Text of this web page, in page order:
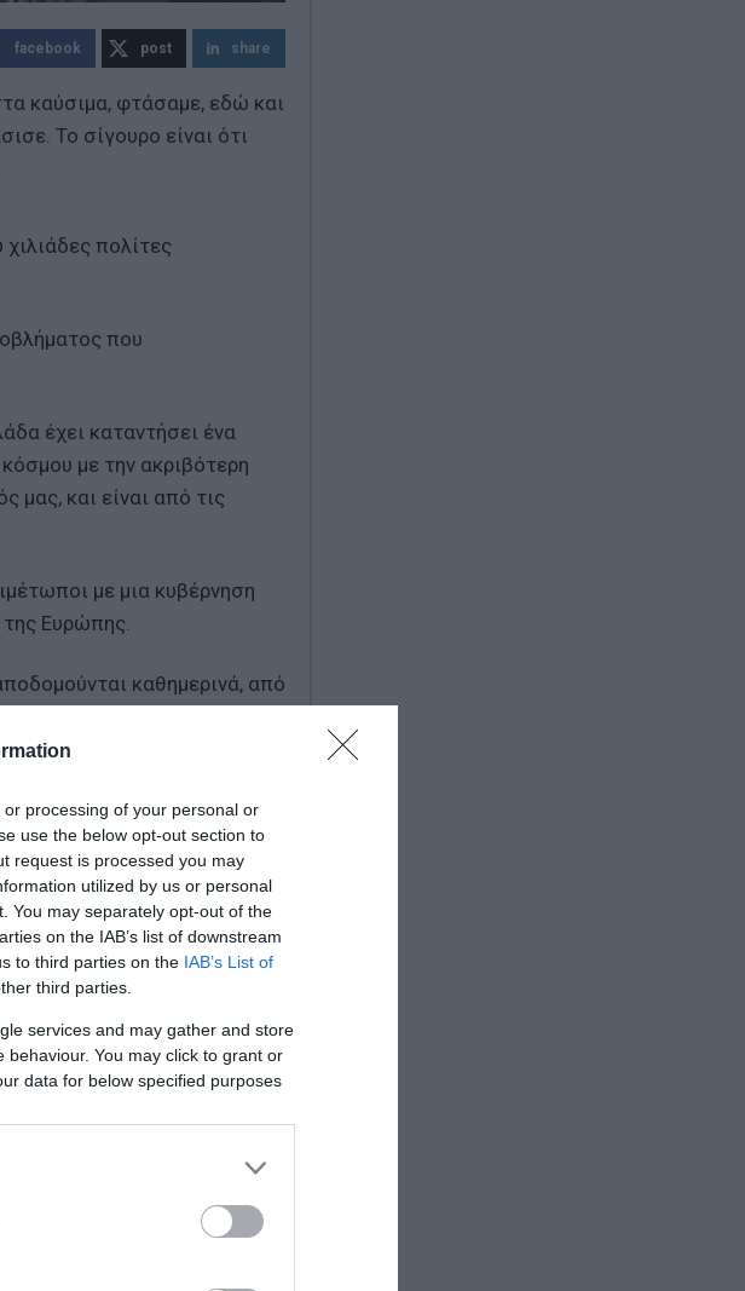
processing of your personal or
use the below opt-out section to
request is processed you may
utilized by us or personal
You may separately opt-out of the
on the IAB’s list of downstream
to third parties on the IAB’s List of
third parties.
services and may gather and store
You may click to grant or
data for below specified purposes
facebook post share
καύσιμα, φτάσαμε, εδώ και
Το σίγουρο είναι ότι
πολίτες
που
έχει καταντήσει ένα
με την ακριβότερη
μας, και είναι από τις
με μια κυβέρνηση
της Ευρώπης.
καθημερινά, από
ο ΣΥΡΙΖΑ.
μορφή τροπολογιών:
και για όσο χρειαστεί. Κι αν
δοθεί η ευκαιρία στον λαό
συμπληρώνει ο
μου»